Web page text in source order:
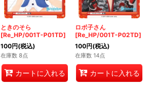
ときのそら
[Re_HP/001T-P01TD]
100円(税込)
在庫数 8点
カートに入れる
ロボ子さん
[Re_HP/001T-P02TD]
100円(税込)
在庫数 14点
カートに入れる